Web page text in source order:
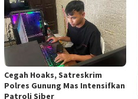
Cegah Hoaks, Satreskrim
Polres Gunung Mas Intensifkan
Patroli Siber